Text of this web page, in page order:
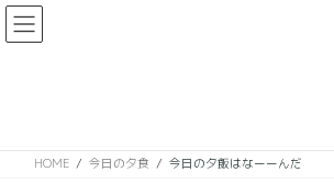
コ
ン
移
ナ
ビ
ン
HOME 今日の夕食 今日の夕飯はなーーんだ